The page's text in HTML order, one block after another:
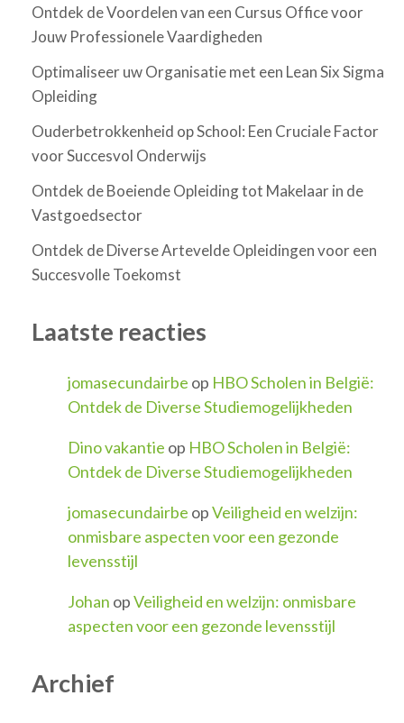
Ontdek de Voordelen van een Cursus Office voor
Jouw Professionele Vaardigheden
Optimaliseer uw Organisatie met een Lean Six Sigma
Opleiding
Ouderbetrokkenheid op School: Een Cruciale Factor
voor Succesvol Onderwijs
Ontdek de Boeiende Opleiding tot Makelaar in de
Vastgoedsector
Ontdek de Diverse Artevelde Opleidingen voor een
Succesvolle Toekomst
Laatste reacties
jomasecundairbe op HBO Scholen in België:
Ontdek de Diverse Studiemogelijkheden
Dino vakantie op HBO Scholen in België:
Ontdek de Diverse Studiemogelijkheden
jomasecundairbe opVeiligheid en welzijn:
onmisbare aspecten voor een gezonde
levensstijl
Johan opVeiligheid en welzijn: onmisbare
aspecten voor een gezonde levensstijl
Archief